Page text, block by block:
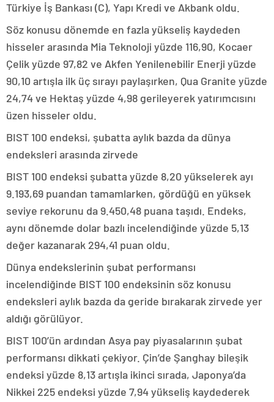
Türkiye İş Bankası (C), Yapı Kredi ve Akbank oldu.
Söz konusu dönemde en fazla yükseliş kaydeden
hisseler arasında Mia Teknoloji yüzde 116,90, Kocaer
Çelik yüzde 97,82 ve Akfen Yenilenebilir Enerji yüzde
90,10 artışla ilk üç sırayı paylaşırken, Qua Granite yüzde
24,74 ve Hektaş yüzde 4,98 gerileyerek yatırımcısını
üzen hisseler oldu.
BIST 100 endeksi, şubatta aylık bazda da dünya
endeksleri arasında zirvede
BIST 100 endeksi şubatta yüzde 8,20 yükselerek ayı
9.193,69 puandan tamamlarken, gördüğü en yüksek
seviye rekorunu da 9.450,48 puana taşıdı. Endeks,
aynı dönemde dolar bazlı incelendiğinde yüzde 5,13
değer kazanarak 294,41 puan oldu.
Dünya endekslerinin şubat performansı
incelendiğinde BIST 100 endeksinin söz konusu
endeksleri aylık bazda da geride bırakarak zirvede yer
aldığı görülüyor.
BIST 100’ün ardından Asya pay piyasalarının şubat
performansı dikkati çekiyor. Çin’de Şanghay bileşik
endeksi yüzde 8,13 artışla ikinci sırada, Japonya’da
Nikkei 225 endeksi yüzde 7,94 yükseliş kaydederek